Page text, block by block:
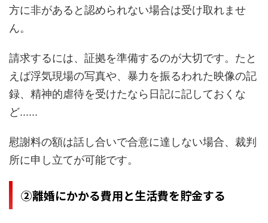
方に非があると認められない場合は受け取れませ
ん。
請求するには、証拠を準備するのが大切です。たと
えば浮気現場の写真や、暴力を振るわれた映像の記
録、精神的虐待を受けたなら日記に記しておくな
ど......
慰謝料の額は話し合いで合意に達しない場合、裁判
所に申し立てが可能です。
②離婚にかかる費用と生活費を貯金する